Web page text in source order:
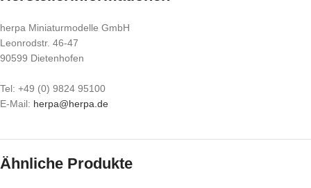
herpa Miniaturmodelle GmbH
Leonrodstr. 46-47
90599 Dietenhofen
Tel: +49 (0) 9824 95100
E-Mail: herpa@herpa.de
Ähnliche Produkte